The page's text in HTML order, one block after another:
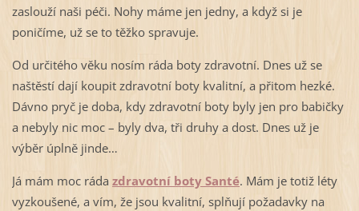
zaslouží naši péči. Nohy máme jen jedny, a když si je
poničíme, už se to těžko spravuje.
Od určitého věku nosím ráda boty zdravotní. Dnes už se
naštěstí dají koupit zdravotní boty kvalitní, a přitom hezké.
Dávno pryč je doba, kdy zdravotní boty byly jen pro babičky
a nebyly nic moc – byly dva, tři druhy a dost. Dnes už je
výběr úplně jinde…
Já mám moc ráda zdravotní boty Santé. Mám je totiž léty
vyzkoušené, a vím, že jsou kvalitní, splňují požadavky na